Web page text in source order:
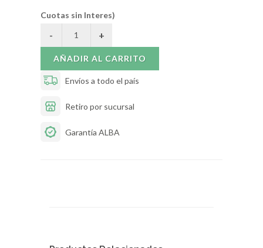
Cuotas sin Interes)
AÑADIR AL CARRITO
Envíos a todo el país
Retiro por sucursal
Garantía ALBA